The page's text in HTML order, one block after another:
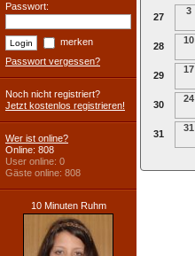
27
3
28
10
29
17
30
24
31
31
Passwort:
merken
Passwort vergessen?
Noch nicht registriert?
Jetzt kostenlos registrieren!
Wer ist online?
Online: 808
User online: 0
Gäste online: 808
10 Minuten Ruhm